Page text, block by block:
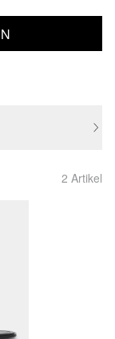
2 Artikel